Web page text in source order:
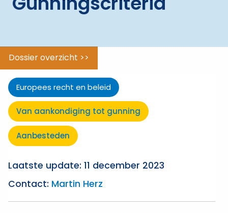
tot
aanbesteden
Beleidsterreinen
menu
Uitzonderingen
menu
Dossier overzicht >>
Europees recht en beleid
Van aankondiging tot gunning
Aanbesteden
Laatste update: 11 december 2023
Contact: Martin Herz